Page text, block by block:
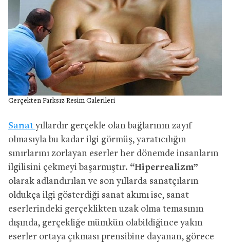
Gerçekten Farksız Resim Galerileri
Sanatyıllardır gerçekle olan bağlarının zayıf
olmasıyla bu kadar ilgi görmüş, yaratıcılığın
sınırlarını zorlayan eserler her dönemde insanların
ilgilisini çekmeyi başarmıştır. “Hiperrealizm”
olarak adlandırılan ve son yıllarda sanatçıların
oldukça ilgi gösterdiği sanat akımı ise, sanat
eserlerindeki gerçeklikten uzak olma temasının
dışında, gerçekliğe mümkün olabildiğince yakın
eserler ortaya çıkması prensibine dayanan, görece